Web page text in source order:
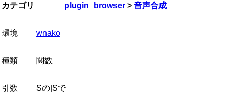
カテゴリ plugin_browser> 音声合成
環境 wnako
種類 関数
引数 Sの|Sで